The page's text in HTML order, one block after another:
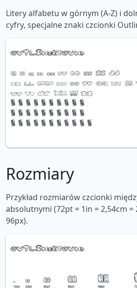
Litery alfabetu w górnym (A-Z) i
cyfry, specjalne znaki czcionki
Rozmiary
Przykład rozmiarów czcionki
absolutnymi (72pt = 1in = 2,54cm =
96px).